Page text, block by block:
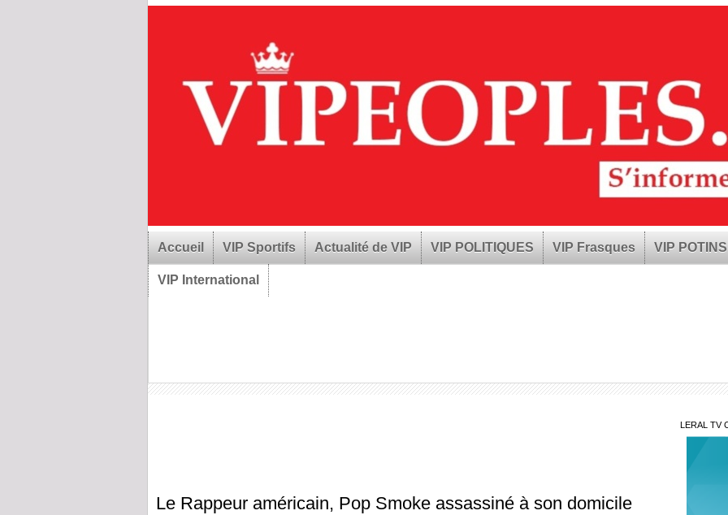
Accueil VIP Sportifs Actualité de VIP VIP POLITIQUES VIP Frasques VIP POTINS
VIP International
Le Rappeur américain, Pop Smoke assassiné à son domicile
LERAL TV